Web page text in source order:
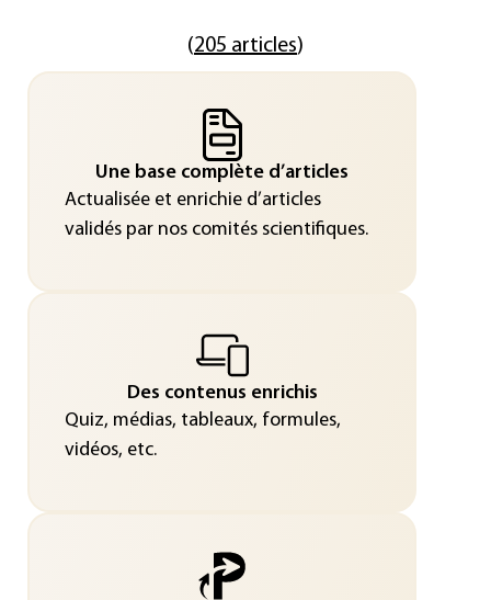
(205 articles)
Une base complète d’articles
Actualisée et enrichie d’articles
validés par nos comités scientifiques.
Des contenus enrichis
Quiz, médias, tableaux, formules,
vidéos, etc.